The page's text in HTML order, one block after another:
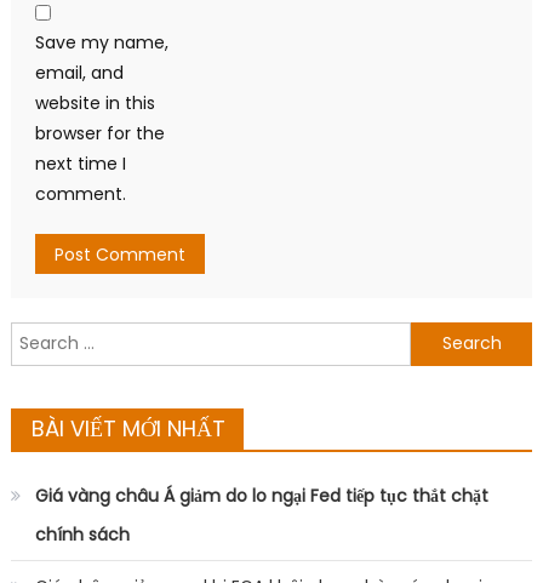
Save my name,
email, and
website in this
browser for the
next time I
comment.
Search
for:
BÀI VIẾT MỚI NHẤT
Giá vàng châu Á giảm do lo ngại Fed tiếp tục thắt chặt
chính sách